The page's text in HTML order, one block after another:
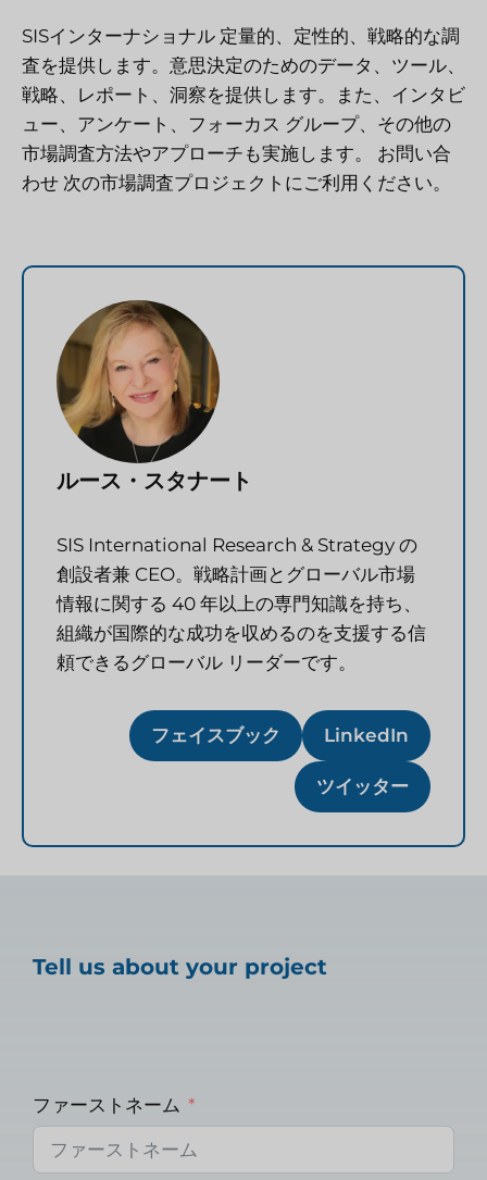
SISインターナショナル 定量的、定性的、戦略的な調
査を提供します。意思決定のためのデータ、ツール、
戦略、レポート、洞察を提供します。また、インタビ
ュー、アンケート、フォーカス グループ、その他の
市場調査方法やアプローチも実施します。
お問い合
わせ 次の市場調査プロジェクトにご利用ください。
ルース・スタナート
SIS International Research & Strategy の
創設者兼 CEO。戦略計画とグローバル市場
情報に関する 40 年以上の専門知識を持ち、
組織が国際的な成功を収めるのを支援する信
頼できるグローバル リーダーです。
フェイスブック LinkedIn
ツイッター
Tell us about your project
ファーストネーム